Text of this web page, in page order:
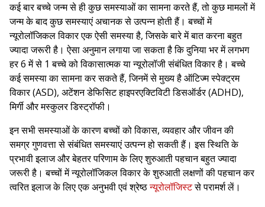
कई बार बच्चे जन्म से ही कुछ समस्याओं का सामना करते हैं, तो कुछ मामलों में
जन्म के बाद कुछ समस्याएं अचानक से उत्पन्न होती हैं। बच्चों में
न्यूरोलॉजिकल विकार एक ऐसी समस्या है, जिसके बारे में बात करना बहुत
ज्यादा जरूरी है। ऐसा अनुमान लगाया जा सकता है कि दुनिया भर में लगभग
हर 6 में से 1 बच्चे को विकासात्मक या न्यूरोलॉजी संबंधित विकार है। बच्चे
कई समस्या का सामना कर सकते हैं, जिनमें से मुख्य है ऑटिज्म स्पेक्ट्रम
विकार (ASD), अटेंशन डेफिसिट हाइपरएक्टिविटी डिसऑर्डर (ADHD),
मिर्गी और मस्कुलर डिस्ट्रॉफी।
इन सभी समस्याओं के कारण बच्चों को विकास, व्यवहार और जीवन की
समग्र गुणवत्ता से संबंधित समस्याएं उत्पन्न हो सकती हैं। इस स्थिति के
प्रभावी इलाज और बेहतर परिणाम के लिए शुरुआती पहचान बहुत ज्यादा
जरूरी है। बच्चों में न्यूरोलॉजिकल विकार के शुरुआती लक्षणों की पहचान कर
त्वरित इलाज के लिए एक अनुभवी एवं श्रेष्ठन्यूरोलॉजिस्टसे परामर्श लें।